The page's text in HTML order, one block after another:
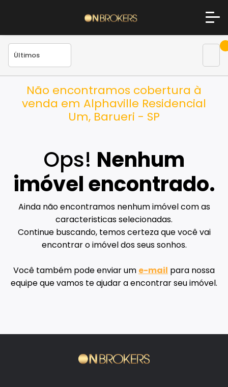
Não encontramos cobertura à
venda em Alphaville Residencial
Um, Barueri - SP
Ops! Nenhum
imóvel encontrado.
Ainda não encontramos nenhum imóvel com as
caracteristicas selecionadas.
Continue buscando, temos certeza que você vai
encontrar o imóvel dos seus sonhos.
Você também pode enviar um e-mail para nossa
equipe que vamos te ajudar a encontrar seu imóvel.